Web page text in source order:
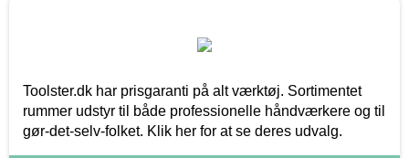
Toolster.dk har prisgaranti på alt værktøj. Sortimentet
rummer udstyr til både professionelle håndværkere og til
gør-det-selv-folket. Klik her for at se deres udvalg.